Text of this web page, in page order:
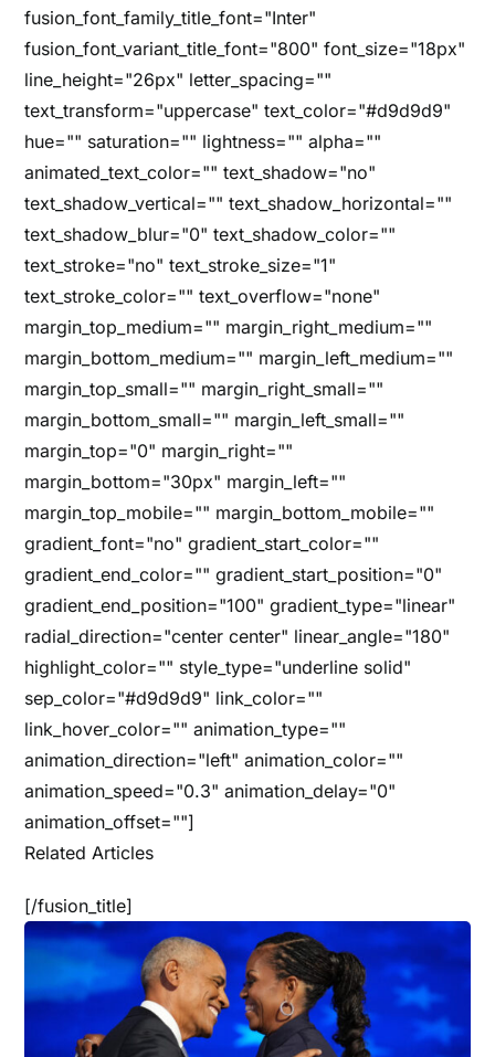
fusion_font_family_title_font="Inter"
fusion_font_variant_title_font="800" font_size="18px"
line_height="26px" letter_spacing=""
text_transform="uppercase" text_color="#d9d9d9"
hue="" saturation="" lightness="" alpha=""
animated_text_color="" text_shadow="no"
text_shadow_vertical="" text_shadow_horizontal=""
text_shadow_blur="0" text_shadow_color=""
text_stroke="no" text_stroke_size="1"
text_stroke_color="" text_overflow="none"
margin_top_medium="" margin_right_medium=""
margin_bottom_medium="" margin_left_medium=""
margin_top_small="" margin_right_small=""
margin_bottom_small="" margin_left_small=""
margin_top="0" margin_right=""
margin_bottom="30px" margin_left=""
margin_top_mobile="" margin_bottom_mobile=""
gradient_font="no" gradient_start_color=""
gradient_end_color="" gradient_start_position="0"
gradient_end_position="100" gradient_type="linear"
radial_direction="center center" linear_angle="180"
highlight_color="" style_type="underline solid"
sep_color="#d9d9d9" link_color=""
link_hover_color="" animation_type=""
animation_direction="left" animation_color=""
animation_speed="0.3" animation_delay="0"
animation_offset=""]
Related Articles
[/fusion_title]